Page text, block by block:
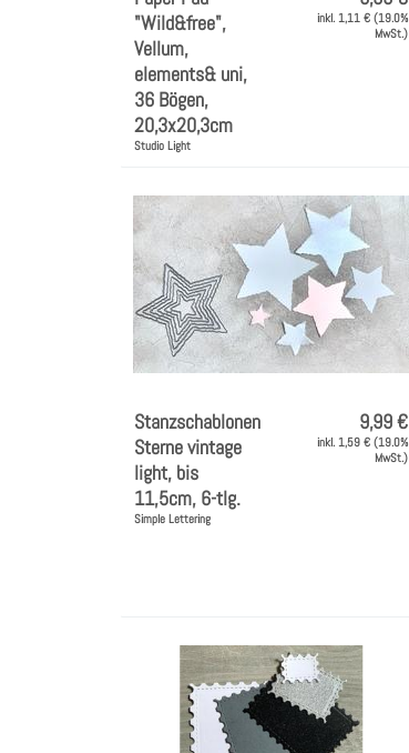
"Wild&free",
Vellum,
elements& uni,
36 Bögen,
20,3x20,3cm
Studio Light
inkl. 1,11 € (19.0%
MwSt.)
Stanzschablonen
Sterne vintage
light, bis
11,5cm, 6-tlg.
Simple Lettering
9,99 €
inkl. 1,59 € (19.0%
MwSt.)